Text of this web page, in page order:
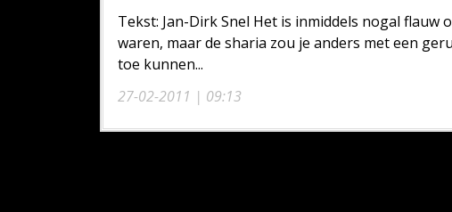
27-02-2011 | 09:13
Tekst: Jan-Dirk Snel Het is inmiddels nogal
waren, maar de sharia zou je anders met een
toe kunnen...